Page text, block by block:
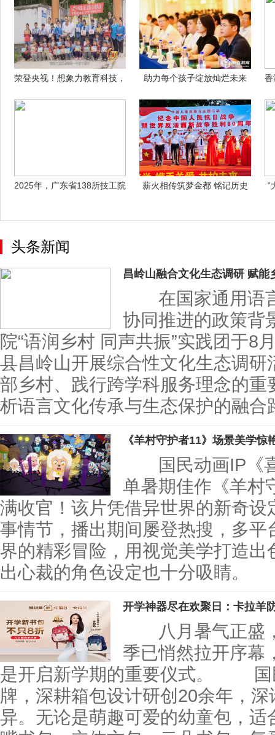
荣登央视！想象力教育科技，
助力每个孩子绽放灿烂未来
香
2025年，广东省138所技工院
薪火相传筑梦金都 铭记历史
“
头条新闻
昌岭山融合文化生态调研 赋能
在国家通用语言
协同推进的政策背
院“语润乡村 同声共振”实践团于8
县昌岭山开展综合性文化生态调
部乡村、践行跨学科服务理念的
析语言文化传承与生态保护的
《羊村守护者11》场景美学惊
国民动画IP《喜
单暑期佳作《羊村
满收官！该片凭借异世界的新奇
事情节，播出期间屡登热搜，多
界的精彩冒险，用视觉美学打造出
出心裁的角色设定也十分吸睛
开学神器尽在欢聚日：卡拉羊
八月暑气正盛，
季已悄然拉开序幕
是开启新学期的重要仪式。 国
牌，深耕箱包设计研创20余年，
异。无论是萌趣可爱的幼童包，